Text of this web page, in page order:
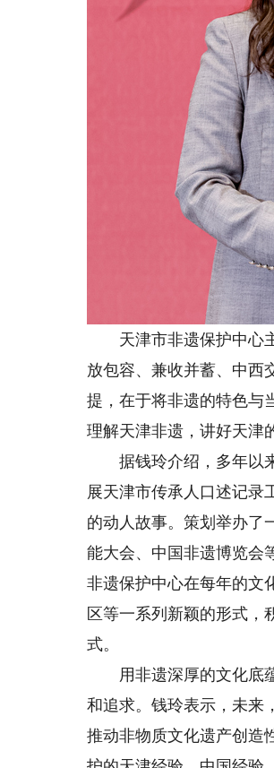
天津市非遗保护中心主
放包容、兼收并蓄、中西
提，在于将非遗的特色与
理解天津非遗，讲好天津
据钱玲介绍，多年以来
展天津市传承人口述记录
的动人故事。策划举办了
能大会、中国非遗博览会
非遗保护中心在每年的文
区等一系列新颖的形式，
式。
用非遗深厚的文化底蕴
和追求。钱玲表示，未来
推动非物质文化遗产创造